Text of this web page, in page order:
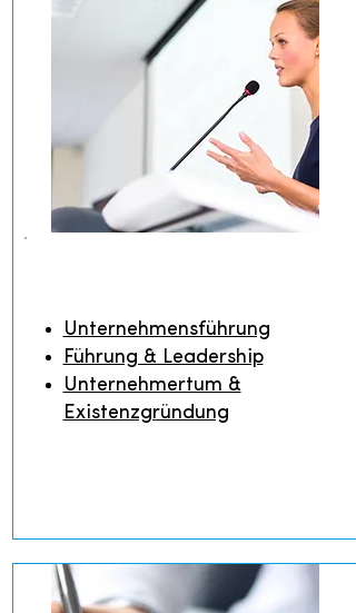
Unternehmensführung
Führung & Leadership
Unternehmertum &
Existenzgründung